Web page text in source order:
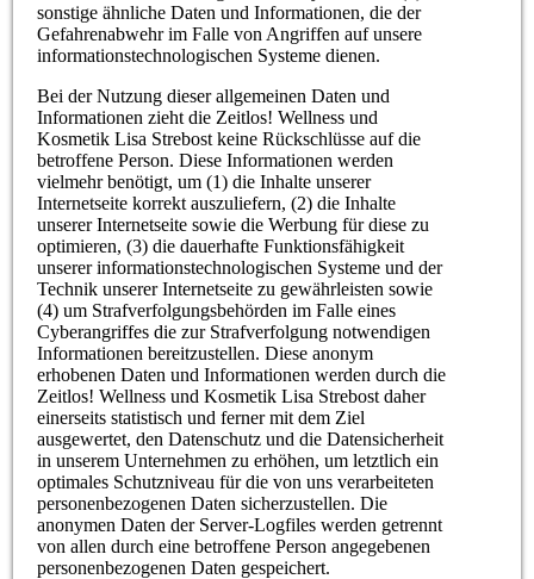
sonstige ähnliche Daten und Informationen, die der
Gefahrenabwehr im Falle von Angriffen auf unsere
informationstechnologischen Systeme dienen.
Bei der Nutzung dieser allgemeinen Daten und
Informationen zieht die Zeitlos! Wellness und
Kosmetik Lisa Strebost keine Rückschlüsse auf die
betroffene Person. Diese Informationen werden
vielmehr benötigt, um (1) die Inhalte unserer
Internetseite korrekt auszuliefern, (2) die Inhalte
unserer Internetseite sowie die Werbung für diese zu
optimieren, (3) die dauerhafte Funktionsfähigkeit
unserer informationstechnologischen Systeme und der
Technik unserer Internetseite zu gewährleisten sowie
(4) um Strafverfolgungsbehörden im Falle eines
Cyberangriffes die zur Strafverfolgung notwendigen
Informationen bereitzustellen. Diese anonym
erhobenen Daten und Informationen werden durch die
Zeitlos! Wellness und Kosmetik Lisa Strebost daher
einerseits statistisch und ferner mit dem Ziel
ausgewertet, den Datenschutz und die Datensicherheit
in unserem Unternehmen zu erhöhen, um letztlich ein
optimales Schutzniveau für die von uns verarbeiteten
personenbezogenen Daten sicherzustellen. Die
anonymen Daten der Server-Logfiles werden getrennt
von allen durch eine betroffene Person angegebenen
personenbezogenen Daten gespeichert.